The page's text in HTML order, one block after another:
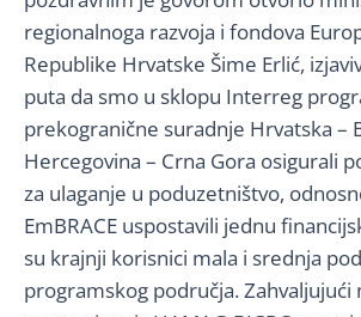
regionalnoga razvoja i fondova
Republike Hrvatske Šime Erlić,
puta da smo u sklopu Interreg
prekogranične suradnje Hrvatska –
Hercegovina – Crna Gora osigurali
za ulaganje u poduzetništvo,
EmBRACE uspostavili jednu
su krajnji korisnici mala i srednja
programskog područja. Zahvaljujući